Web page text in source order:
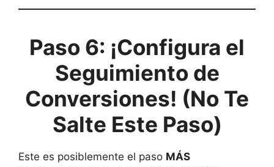
Paso 6: ¡Configura el
Seguimiento de
Conversiones! (No Te
Salte Este Paso)
Este es posiblemente el paso MÁS